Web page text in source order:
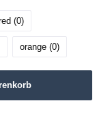
(0)
orange (0)